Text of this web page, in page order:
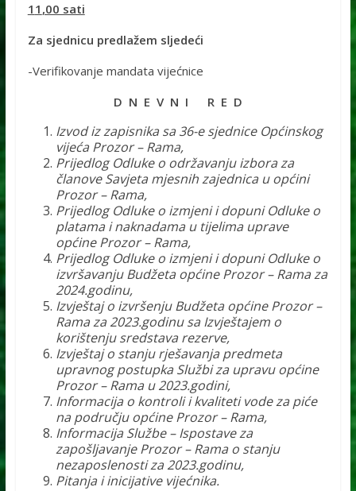
1 1 ,00 sati
Za sjednicu predlažem sljedeći
-Verifikovanje mandata vijećnice
D N E V N I R E D
Izvod iz zapisnika sa 36-e sjednice Općinskog
vijeća Prozor – Rama,
Prijedlog Odluke o održavanju izbora za
članove Savjeta mjesnih zajednica u općini
Prozor – Rama,
Prijedlog Odluke o izmjeni i dopuni Odluke o
platama i naknadama u tijelima uprave
općine Prozor – Rama,
Prijedlog Odluke o izmjeni i dopuni Odluke o
izvršavanju Budžeta općine Prozor – Rama za
2024.godinu,
Izvještaj o izvršenju Budžeta općine Prozor –
Rama za 2023.godinu sa Izvještajem o
korištenju sredstava rezerve,
Izvještaj o stanju rješavanja predmeta
upravnog postupka Službi za upravu općine
Prozor – Rama u 2023.godini,
Informacija o kontroli i kvaliteti vode za piće
na području općine Prozor – Rama,
Informacija Službe – Ispostave za
zapošljavanje Prozor – Rama o stanju
nezaposlenosti za 2023.godinu,
Pitanja i inicijative vijećnika.